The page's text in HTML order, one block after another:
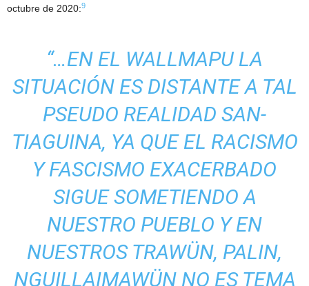
octubre de 2020:9
“…EN EL WALLMAPU LA
SITUACIÓN ES DISTANTE A TAL
PSEUDO REALIDAD SAN-
TIAGUINA, YA QUE EL RACISMO
Y FASCISMO EXACERBADO
SIGUE SOMETIENDO A
NUESTRO PUEBLO Y EN
NUESTROS TRAWÜN, PALIN,
NGUILLAIMAWÜN NO ES TEMA